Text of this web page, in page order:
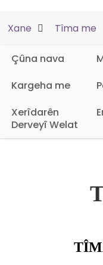
Xane Tîma me
Çûna nava
Kargeha me
Xerîdarên
Derveyî Welat